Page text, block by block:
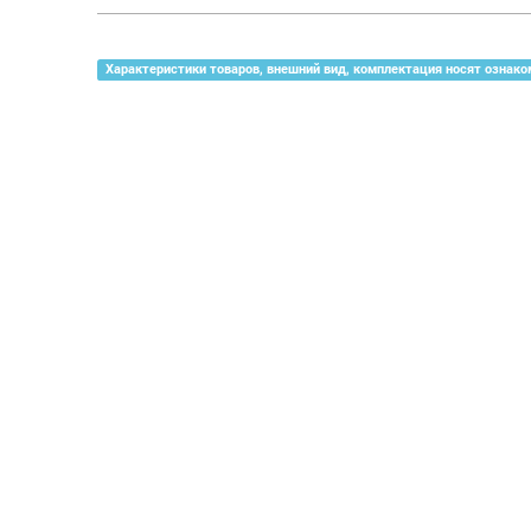
Характеристики товаров, внешний вид, комплектация носят